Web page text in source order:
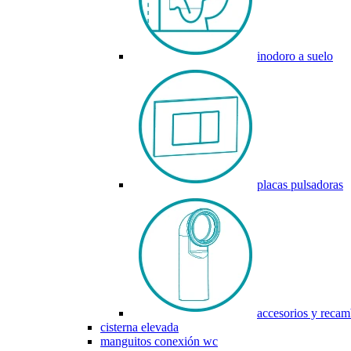
inodoro a suelo
placas pulsadoras
accesorios y
cisterna elevada
manguitos conexión wc